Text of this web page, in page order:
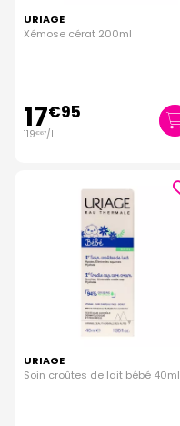
URIAGE
Xémose cérat 200ml
17€95
119€67/l.
URIAGE
Soin croûtes de lait bébé 40ml